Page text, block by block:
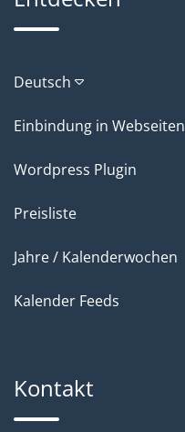
Deutsch
Einbindung in Webseiten
Wordpress Plugin
Preisliste
Jahre / Kalenderwochen
Kalender Feeds
Kontakt